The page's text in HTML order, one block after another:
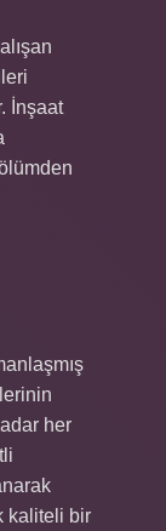
İnşaat
her
kaliteli bir